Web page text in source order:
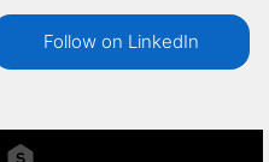
Follow on LinkedIn